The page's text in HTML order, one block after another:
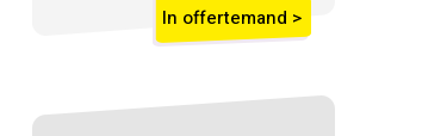
In offertemand >